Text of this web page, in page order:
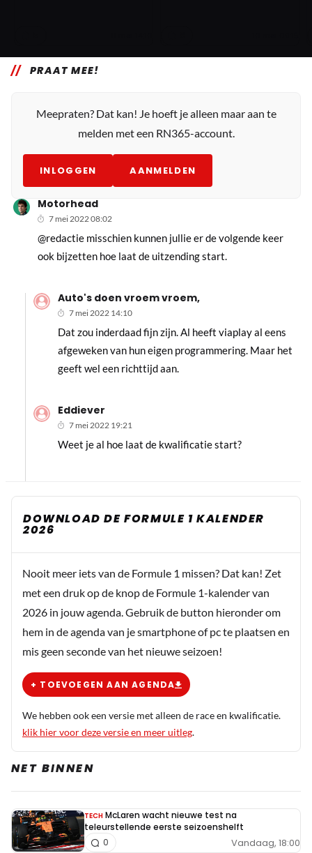
PRAAT MEE!
Meepraten? Dat kan! Je hoeft je alleen maar aan te
melden met een RN365-account.
INLOGGEN AANMELDEN
Motorhead
7 mei 2022 08:02
@redactie misschien kunnen jullie er de volgende keer
ook bijzetten hoe laat de uitzending start.
Auto's doen vroem vroem,
7 mei 2022 14:10
Dat zou inderdaad fijn zijn. Al heeft viaplay al eens
afgeweken van hun eigen programmering. Maar het
geeft wel een richttijd aan.
Eddiever
7 mei 2022 19:21
Weet je al hoe laat de kwalificatie start?
DOWNLOAD DE FORMULE 1 KALENDER
2026
Nooit meer iets van de Formule 1 missen? Dat kan! Zet
met een druk op de knop de Formule 1-kalender van
2026 in jouw agenda. Gebruik de button hieronder om
hem in de agenda van je smartphone of pc te plaatsen en
mis geen seconde van het nieuwe seizoen!
+ TOEVOEGEN AAN AGENDA
We hebben ook een versie met alleen de race en kwalificatie.
klik hier voor deze versie en meer uitleg.
NET BINNEN
TECH McLaren wacht nieuwe test na
teleurstellende eerste seizoenshelft
Vandaag, 18:00
0